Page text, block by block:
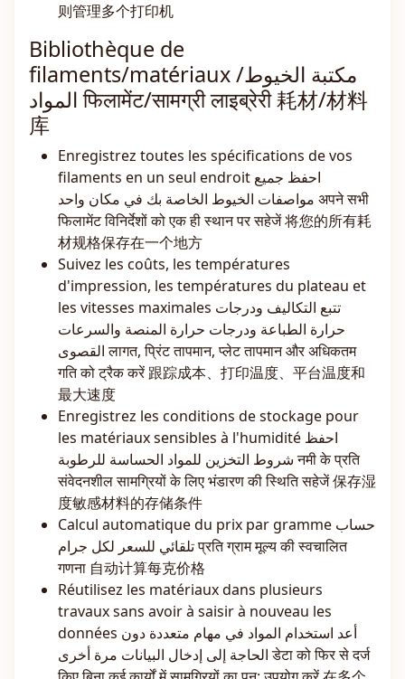
则管理多个打印机
Bibliothèque de
filaments/matériaux مكتبة الخيوط/
المواد फिलामेंट/सामग्री लाइब्रेरी 耗材/材料
库
Enregistrez toutes les spécifications de vos
filaments en un seul endroit احفظ جميع
مواصفات الخيوط الخاصة بك في مكان واحد अपने सभी
फिलामेंट विनिर्देशों को एक ही स्थान पर सहेजें 将您的所有耗
材规格保存在一个地方
Suivez les coûts, les températures
d'impression, les températures du plateau et
les vitesses maximales تتبع التكاليف ودرجات
حرارة الطباعة ودرجات حرارة المنصة والسرعات
القصوى लागत, प्रिंट तापमान, प्लेट तापमान और अधिकतम
गति को ट्रैक करें 跟踪成本、打印温度、平台温度和
最大速度
Enregistrez les conditions de stockage pour
les matériaux sensibles à l'humidité احفظ
شروط التخزين للمواد الحساسة للرطوبة नमी के प्रति
संवेदनशील सामग्रियों के लिए भंडारण की स्थिति सहेजें 保存湿
度敏感材料的存储条件
Calcul automatique du prix par gramme حساب
تلقائي للسعر لكل جرام प्रति ग्राम मूल्य की स्वचालित
गणना 自动计算每克价格
Réutilisez les matériaux dans plusieurs
travaux sans avoir à saisir à nouveau les
données أعد استخدام المواد في مهام متعددة دون
الحاجة إلى إدخال البيانات مرة أخرى डेटा को फिर से दर्ज